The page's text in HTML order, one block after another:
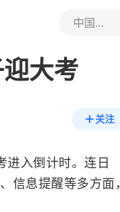
中国新闻网
大考
关注
入倒计时。连日
信息提醒等多方面，